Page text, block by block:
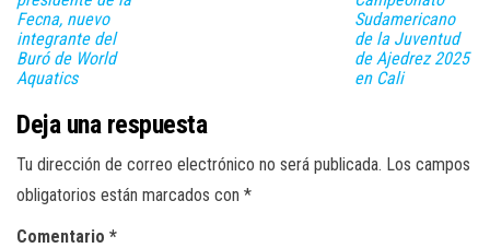
Fecna, nuevo
integrante del
Buró de World
Aquatics
Sudamericano
de la Juventud
de Ajedrez 2025
en Cali
Deja una respuesta
Tu dirección de correo electrónico no será publicada. Los campos
obligatorios están marcados con *
Comentario *